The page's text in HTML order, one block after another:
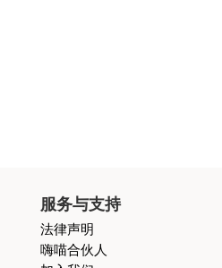
服务与支持
法律声明
嗨喵合伙人